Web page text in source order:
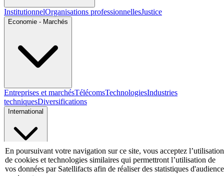
InstitutionnelOrganisations professionnellesJustice
Economie - Marchés
Entreprises et marchésTélécomsTechnologiesIndustries
techniquesDiversifications
International
International
Personnalités
En poursuivant votre navigation sur ce site, vous acceptez l’utilisation
de cookies et technologies similaires qui permettront l’utilisation de
vos données par Satellifacts afin de réaliser des statistiques d'audience